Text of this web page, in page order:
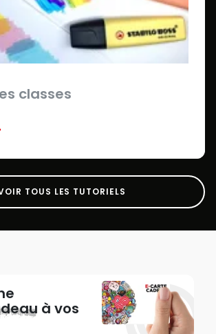
classes
TOUS LES TUTORIELS
à vos